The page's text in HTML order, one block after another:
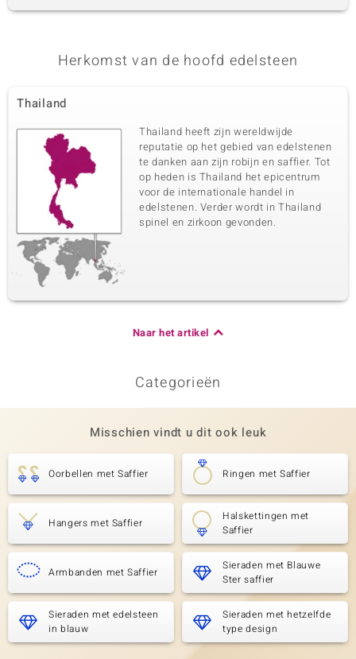
Herkomst van de hoofd edelsteen
Thailand
Thailand heeft zijn wereldwijde
reputatie op het gebied van edelstenen
te danken aan zijn robijn en saffier. Tot
op heden is Thailand het epicentrum
voor de internationale handel in
edelstenen. Verder wordt in Thailand
spinel en zirkoon gevonden.
Naar het artikel
Categorieën
Misschien vindt u dit ook leuk
Oorbellen met Saffier Ringen met Saffier
Hangers met Saffier
Halskettingen met
Saffier
Armbanden met Saffier
Sieraden met Blauwe
Ster saffier
Sieraden met edelsteen
in blauw
Sieraden met hetzelfde
type design